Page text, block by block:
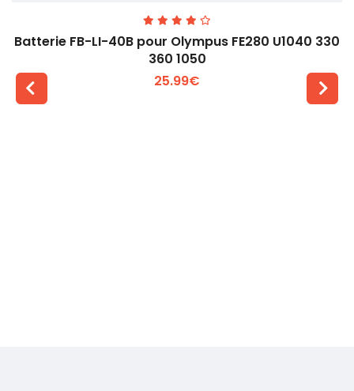
Batterie FB-LI-40B pour Olympus FE280 U1040 330
360 1050
25.99€